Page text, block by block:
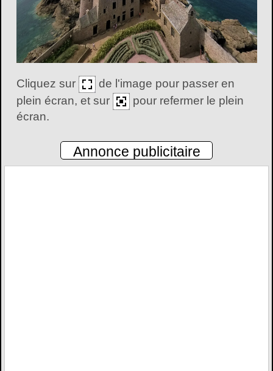
Cliquez sur
de l'image pour passer en
plein écran, et sur
pour refermer le plein
écran.
Annonce publicitaire